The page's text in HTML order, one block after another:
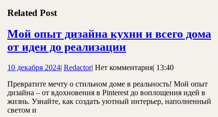
Related Post
Мой опыт дизайна кухни и всего дома
от идеи до реализацииМой
дизайна
кухни
и
10 декабря 202410
2024
| RedactorRedactor
| Нет комментария| 13:40
Превратите мечту о стильном доме в реальность! Мой опыт
дизайна – от вдохновения в Pinterest до воплощения идей в
жизнь. Узнайте, как создать уютный интерьер, наполненный
светом и